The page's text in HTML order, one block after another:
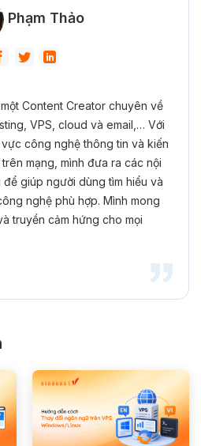
Phạm Thảo
Content Creator chuyên về
VPS, cloud và email,… Với
công nghệ thông tin và kiến
mạng, mình đưa ra các nội
giúp người dùng tìm hiểu và
nghệ phù hợp. Mình mong
truyền cảm hứng cho mọi